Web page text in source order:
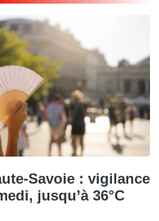
Savoie : vigilance
jusqu’à 36°C